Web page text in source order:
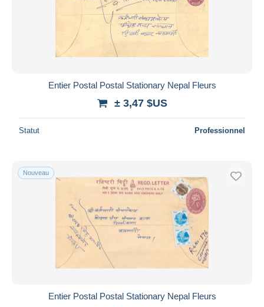
Entier Postal Postal Stationary Nepal Fleurs
± 3,47 $US
Statut Professionnel
Nouveau
Entier Postal Postal Stationary Nepal Fleurs